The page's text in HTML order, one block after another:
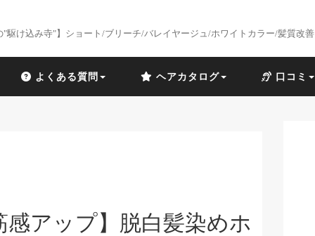
"駆け込み寺"】ショート/ブリーチ/バレイヤージュ/ホワイトカラー/髪質改善
よくある質問 ヘアカタログ 口コミ
感アップ】脱白髪染めホ